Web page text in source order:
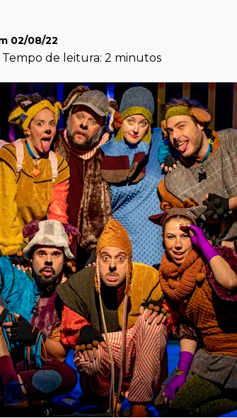
02/08/22
Tempo de leitura: 2 minutos